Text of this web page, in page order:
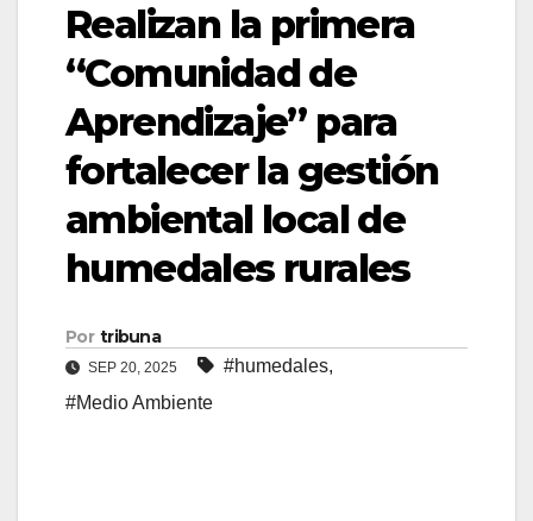
Realizan la primera
“Comunidad de
Aprendizaje” para
fortalecer la gestión
ambiental local de
humedales rurales
Por tribuna
SEP 20, 2025 #humedales,
#Medio Ambiente